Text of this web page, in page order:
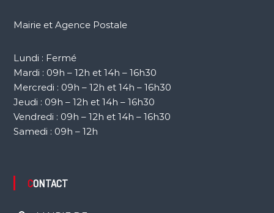
Mairie et Agence Postale
Lundi : Fermé
Mardi : 09h – 12h et 14h – 16h30
Mercredi : 09h – 12h et 14h – 16h30
Jeudi : 09h – 12h et 14h – 16h30
Vendredi : 09h – 12h et 14h – 16h30
Samedi : 09h – 12h
CONTACT